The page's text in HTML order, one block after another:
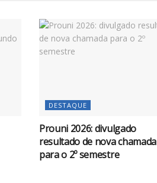
DESTAQUE
Prouni 2026: divulgado
resultado de nova chamada
para o 2º semestre